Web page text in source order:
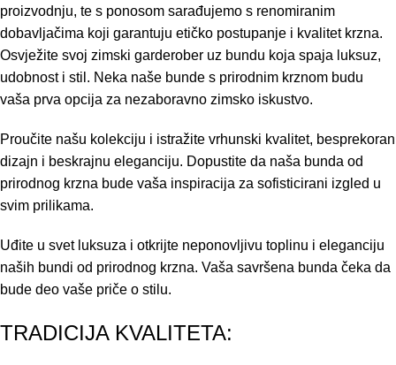
proizvodnju, te s ponosom sarađujemo s renomiranim
dobavljačima koji garantuju etičko postupanje i kvalitet krzna.
Osvježite svoj zimski garderober uz bundu koja spaja luksuz,
udobnost i stil. Neka naše bunde s prirodnim krznom budu
vaša prva opcija za nezaboravno zimsko iskustvo.
Proučite našu kolekciju i istražite vrhunski kvalitet, besprekoran
dizajn i beskrajnu eleganciju. Dopustite da naša bunda od
prirodnog krzna bude vaša inspiracija za sofisticirani izgled u
svim prilikama.
Uđite u svet luksuza i otkrijte neponovljivu toplinu i eleganciju
naših bundi od prirodnog krzna. Vaša savršena bunda čeka da
bude deo vaše priče o stilu.
TRADICIJA KVALITETA: